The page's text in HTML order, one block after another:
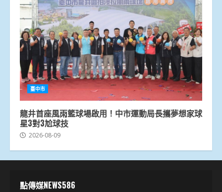
臺中市
龍井首座風雨籃球場啟用！中市運動局長攜夢想家球
星3對3尬球技
2026-08-09
點傳媒NEWS586